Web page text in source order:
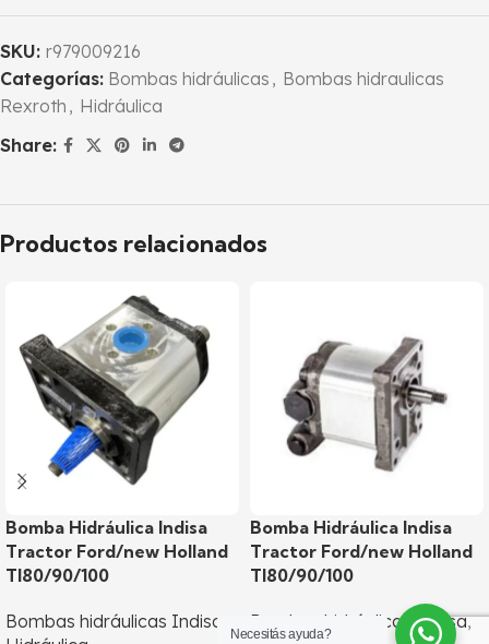
SKU: r979009216
Categorías: Bombas hidráulicas , Bombas hidraulicas
Rexroth , Hidráulica
Share:
Productos relacionados
Bomba Hidráulica Indisa
Tractor Ford/new Holland
Tl80/90/100
Bombas hidráulicas Indisa
Bomba Hidráulica Indisa
Tractor Ford/new Holland
Tl80/90/100
Bombas hidráulicas Indisa,
Necesitás ayuda?